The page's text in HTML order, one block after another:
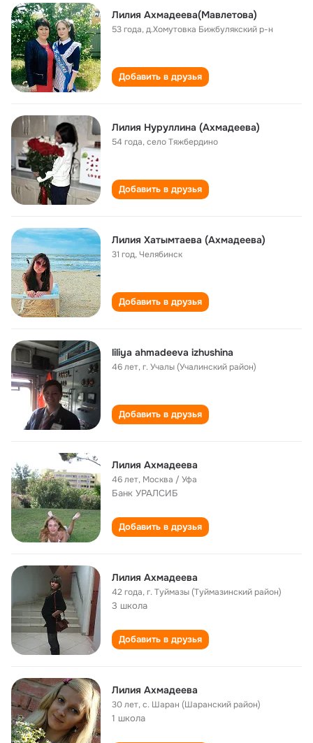
Лилия Ахмадеева(Мавлетова)
53 года,д.Хомутовка Бижбулякский р-н
Добавить в друзья
Лилия Нуруллина (Ахмадеева)
54 года,село Тяжбердино
Добавить в друзья
Лилия Хатымтаева (Ахмадеева)
31 год,Челябинск
Добавить в друзья
liliya ahmadeeva izhushina
46 лет,г. Учалы (Учалинский район)
Добавить в друзья
Лилия Ахмадеева
46 лет, Москва / Уфа
Банк УРАЛСИБ
Добавить в друзья
Лилия Ахмадеева
42 года,г. Туймазы (Туймазинский район)
3 школа
Добавить в друзья
Лилия Ахмадеева
30 лет,с. Шаран (Шаранский район)
1 школа